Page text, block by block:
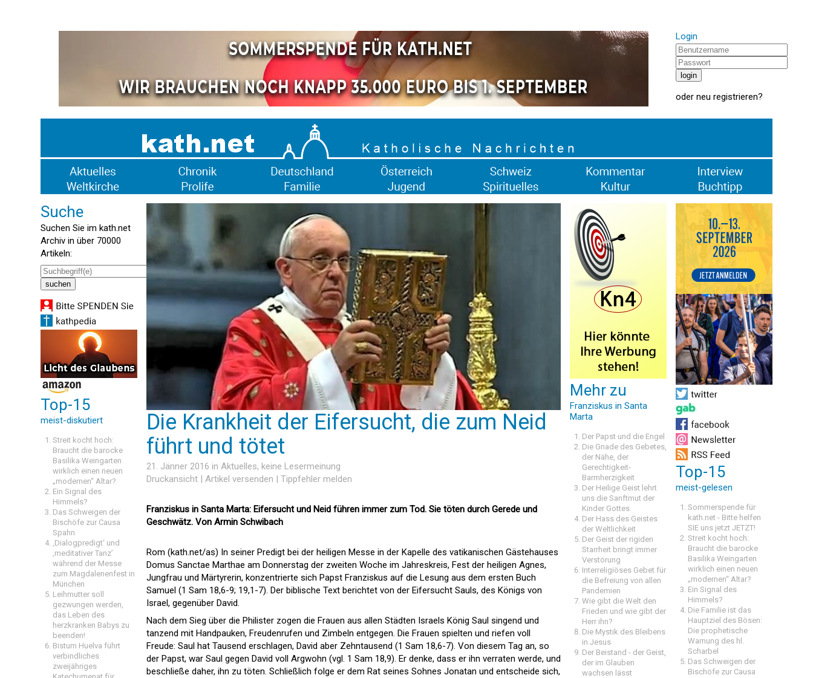
Login
oder neu registrieren?
Suche
Suchen Sie im kath.net
Archiv in über 70000
Artikeln:
Top-15
meist-diskutiert
Streit kocht hoch:
Braucht die barocke
Basilika Weingarten
wirklich einen neuen
„modernen“ Altar?
Ein Signal des
Himmels?
Das Schweigen der
Bischöfe zur Causa
Spahn
‚Dialogpredigt‘ und
‚meditativer Tanz’
während der Messe
zum Magdalenenfest in
München
Leihmutter soll
gezwungen werden,
das Leben des
herzkranken Babys zu
beenden!
Bistum Huelva führt
verbindliches
zweijähriges
Die Krankheit der Eifersucht, die zum Neid
führt und tötet
21. Jänner 2016 in Aktuelles, keine Lesermeinung
Druckansicht | Artikel versenden | Tippfehler melden
Franziskus in Santa Marta: Eifersucht und Neid führen immer zum Tod. Sie töten durch Gerede und
Geschwätz. Von Armin Schwibach
Rom (kath.net/as) In seiner Predigt bei der heiligen Messe in der Kapelle des vatikanischen Gästehauses
Domus Sanctae Marthae am Donnerstag der zweiten Woche im Jahreskreis, Fest der heiligen Agnes,
Jungfrau und Märtyrerin, konzentrierte sich Papst Franziskus auf die Lesung aus dem ersten Buch
Samuel (1 Sam 18,6-9; 19,1-7). Der biblische Text berichtet von der Eifersucht Sauls, des Königs von
Israel, gegenüber David.
Nach dem Sieg über die Philister zogen die Frauen aus allen Städten Israels König Saul singend und
tanzend mit Handpauken, Freudenrufen und Zimbeln entgegen. Die Frauen spielten und riefen voll
Freude: Saul hat Tausend erschlagen, David aber Zehntausend (1 Sam 18,6-7). Von diesem Tag an, so
der Papst, war Saul gegen David voll Argwohn (vgl. 1 Sam 18,9). Er denke, dass er ihn verraten werde, und
beschließe daher, ihn zu töten. Schließlich folge er dem Rat seines Sohnes Jonatan und entscheide sich,
Mehr zu
Franziskus in Santa
Marta
Der Papst und die Engel
Die Gnade des Gebetes,
der Nähe, der
Gerechtigkeit-
Barmherzigkeit
Der Heilige Geist lehrt
uns die Sanftmut der
Kinder Gottes
Der Hass des Geistes
der Weltlichkeit
Der Geist der rigiden
Starrheit bringt immer
Verstörung
Interreligiöses Gebet für
die Befreiung von allen
Pandemien
Wie gibt die Welt den
Frieden und wie gibt der
Herr ihn?
Die Mystik des Bleibens
in Jesus
Der Beistand - der Geist,
der im Glauben
wachsen lässt
Top-15
meist-gelesen
Sommerspende für
kath.net - Bitte helfen
SIE uns jetzt JETZT!
Streit kocht hoch:
Braucht die barocke
Basilika Weingarten
wirklich einen neuen
„modernen“ Altar?
Ein Signal des
Himmels?
Die Familie ist das
Hauptziel des Bösen:
Die prophetische
Warnung des hl.
Scharbel
Das Schweigen der
Bischöfe zur Causa